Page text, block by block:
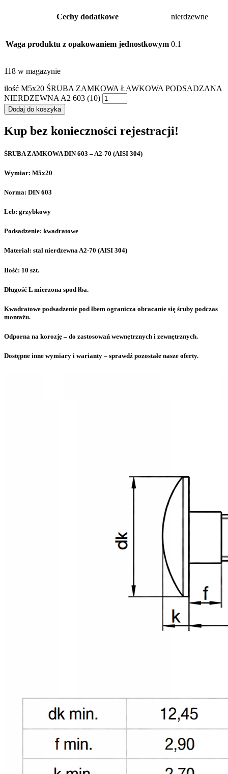
Cechy dodatkowe nierdzewne
Waga produktu z opakowaniem jednostkowym 0.1
118 w magazynie
ilość M5x20 ŚRUBA ZAMKOWA ŁAWKOWA PODSADZANA
NIERDZEWNA A2 603 (10)
Dodaj do koszyka
Kup bez konieczności rejestracji!
ŚRUBA ZAMKOWA DIN 603 – A2-70 (AISI 304)
Wymiar: M5x20
Norma: DIN 603
Łeb: grzybkowy
Podsadzenie: kwadratowe
Materiał: stal nierdzewna A2-70 (AISI 304)
Ilość: 10 szt.
Długość L mierzona spod łba.
Kwadratowe podsadzenie pod łbem ogranicza obracanie się śruby podczas
montażu.
Odporna na korozję – do zastosowań wewnętrznych i zewnętrznych.
Dostępne inne wymiary i warianty – sprawdź pozostałe nasze oferty.